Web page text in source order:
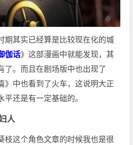
期其实已经算是比较现在化的城
伽话》这部漫画中就能发现，其
了。而且在剧场版中也出现了
》中也看到了火车，这说明大正
平还是有一定基础的。
人
枝这个角色文章的时候我也是很